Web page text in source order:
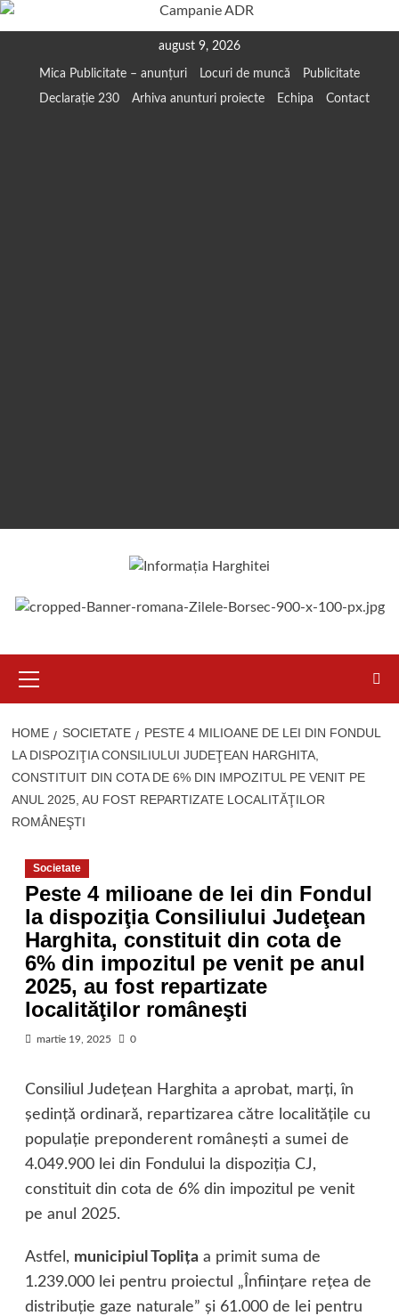
august 9, 2026
Mica Publicitate – anunțuri Locuri de muncă
Publicitate
Declarație 230
Arhiva anunturi proiecte Echipa Contact
Menu
HOME SOCIETATE
PESTE 4 MILIOANE DE LEI DIN FONDUL
LA DISPOZIŢIA CONSILIULUI JUDEŢEAN HARGHITA,
CONSTITUIT DIN COTA DE 6% DIN IMPOZITUL PE VENIT PE
ANUL 2025, AU FOST REPARTIZATE LOCALITĂŢILOR
ROMÂNEŞTI
Societate
Peste 4 milioane de lei din Fondul
la dispoziţia Consiliului Judeţean
Harghita, constituit din cota de
6% din impozitul pe venit pe anul
2025, au fost repartizate
localităţilor româneşti
martie 19, 2025 0
Consiliul Judeţean Harghita a aprobat, marţi, în
şedinţă ordinară, repartizarea către localităţile cu
populaţie preponderent româneşti a sumei de
4.049.900 lei din Fondului la dispoziţia CJ,
constituit din cota de 6% din impozitul pe venit
pe anul 2025.
Astfel, municipiul Topliţaa primit suma de
1.239.000 lei pentru proiectul „Înfiinţare reţea de
distribuţie gaze naturale” şi 61.000 de lei pentru